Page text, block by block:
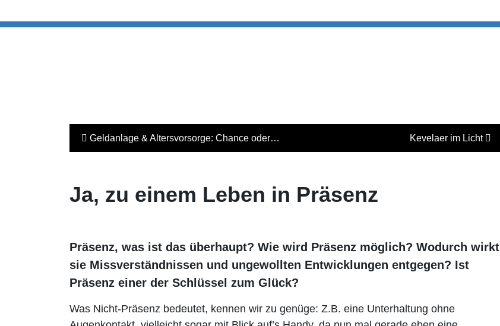
Geldanlage & Altersvorsorge: Chance oder… Kevelaer im Licht
Ja, zu einem Leben in Präsenz
Präsenz, was ist das überhaupt? Wie wird Präsenz möglich? Wodurch wirkt
sie Missverständnissen und ungewollten Entwicklungen entgegen? Ist
Präsenz einer der Schlüssel zum Glück?
Was Nicht-Präsenz bedeutet, kennen wir zu genüge: Z.B. eine Unterhaltung ohne